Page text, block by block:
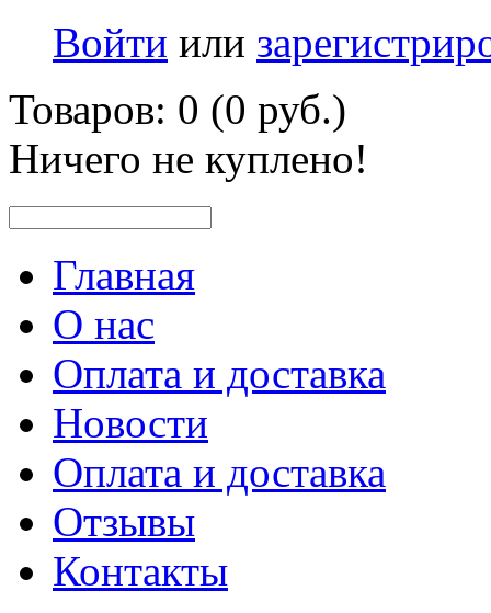
Войти или
Товаров: 0 (0 руб.)
Ничего не куплено!
Главная
О нас
Оплата и доставка
Новости
Оплата и доставка
Отзывы
Контакты